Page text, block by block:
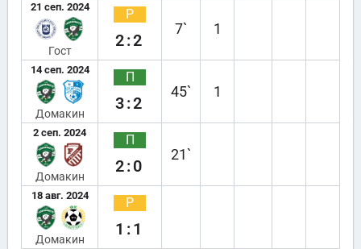
21 сеп. 2024
Гост
Р
2:2
7` 1
14 сеп. 2024
Домакин
П
3:2
45` 1
2 сеп. 2024
Домакин
П
2:0
21`
18 авг. 2024
Домакин
Р
1:1